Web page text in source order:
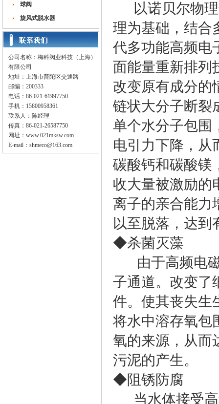
球阀
旋风式脱水器
公司名称：梅科阀业科技（上海）
有限公司
地址：上海市普陀区交通路
邮编：200333
电话：86-021-61997750
手机：15800958361
联系人：陈经理
传真：86-021-26587750
网址： www.021mksw.com
E-mail： shmeco@163.com
以诺贝尔物理
理为基础，结合
代多功能高频电
面能量重新排列
改变原有成分的
链状大分子断裂
单个水分子包围
电引力下降，从
碳酸钙和碳酸镁
收大量被激励的
离子的亲合能力
以至脱落，达
◆杀菌灭藻
由于高频电磁
子通道。改变了
件。使其丧失生
将水中溶存氧包
氧的来源，从而
污泥的产生。
◆阻锈防腐
当水体接受高